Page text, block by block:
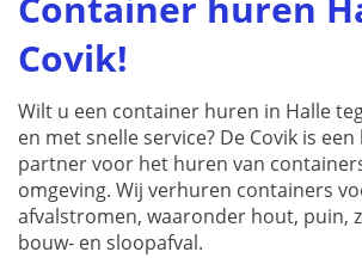
Covik!
Wilt u een container huren in Halle
en met snelle service? De Covik is
partner voor het huren van
omgeving. Wij verhuren containers
afvalstromen, waaronder hout, puin,
bouw- en sloopafval.